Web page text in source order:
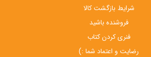
شرایط بازگشت کالا
فروشنده باشید
فنری کردن کتاب
رضایت و اعتماد شما :)